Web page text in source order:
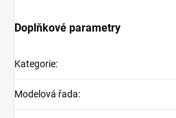
Doplňkové parametry
Kategorie:
Modelová řada: